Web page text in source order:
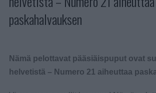
paskahalvauksen
Nämä pelottavat pääsiäispuput ovat
helvetistä – Numero 21 aiheuttaa